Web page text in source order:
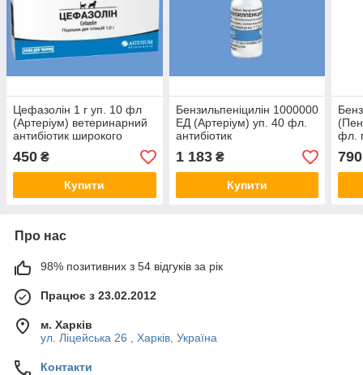
Цефазолін 1 г уп. 10 фл
(Артеріум) ветеринарний
антибіотик широкого
котів
450 ₴
Купити
Бензильпеніцилін 1000000
ЕД (Артеріум) уп. 40 фл.
антибіотик
ветеринарний препарат
1 183₴
Купити
фл.
790
Про нас
98% позитивних з 54 відгуків за рік
Працює з 23.02.2012
м. Харків
ул. Ліцейська 26 , Харків, Україна
Контакти